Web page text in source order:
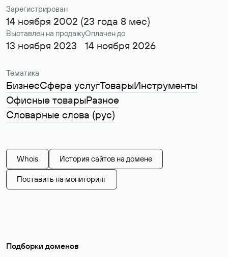
Зарегистрирован
14 ноября 2002 (23 года 8 мес)
Выставлен на продажу
13 ноября 2023
Оплачен до
14 ноября 2026
Тематика
БизнесСфера услугТоварыИнструменты
Офисные товарыРазное
Словарные слова (рус)
Whois История сайтов на домене
Поставить на мониторинг
Подборки доменов